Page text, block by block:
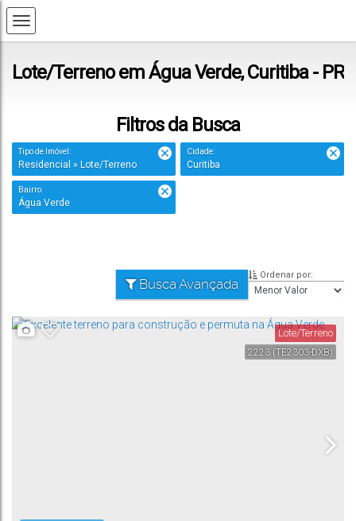
Lote/Terreno em Água Verde, Curitiba - PR
Filtros da Busca
Tipo de Imóvel:
Residencial » Lote/Terreno
Cidade:
Curitiba
Bairro:
Água Verde
Busca Avançada
Ordenar por:
2223 (TE2303-DXB)
Lote/Terreno